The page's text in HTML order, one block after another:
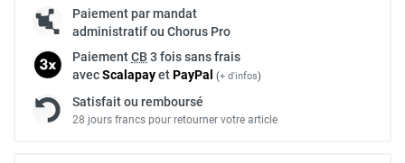
Paiement par mandat
administratif ou Chorus Pro
PaiementCB 3 fois sans frais
avecScalapayetPayPal (+ d'infos)
Satisfait ou remboursé
28 jours francs pour retourner votre article